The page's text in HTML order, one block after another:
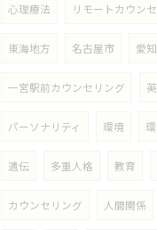
心理療法 リモートカウン
東海地方 名古屋市 愛
一宮駅前カウンセリング
パーソナリティ 環境
遺伝 多重人格 教育
カウンセリング 人間関係